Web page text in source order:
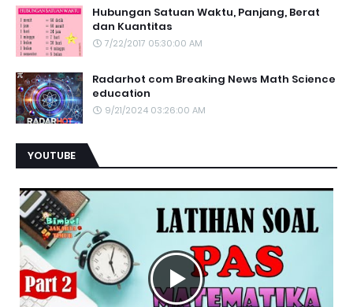
Hubungan Satuan Waktu, Panjang, Berat
dan Kuantitas
7/22/2017 05:30:00 AM
Radarhot com Breaking News Math Science
education
9/21/2024 03:26:00 AM
YOUTUBE